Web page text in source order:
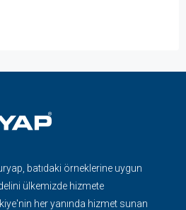
batıdaki örneklerine uygun
ülkemizde hizmete
her yanında hizmet sunan